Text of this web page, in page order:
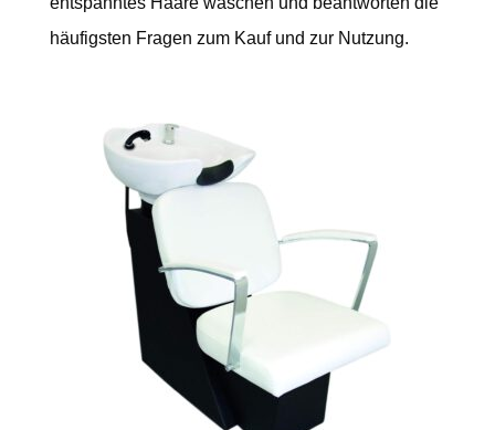
häufigsten Fragen zum Kauf und zur Nutzung.